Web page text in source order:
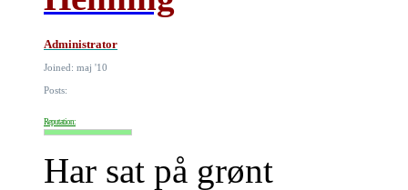
Administrator
Joined: maj '10
Posts:
Reputation:
Har sat på grønt